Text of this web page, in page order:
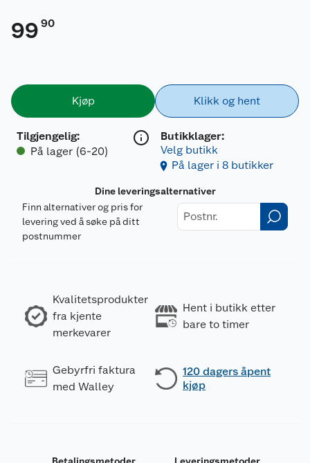
99 90
Kjøp
Tilgjengelig:
På lager (6-20)
Klikk og hent
Butikklager:
Velg butikk
På lager i 8 butikker
Dine leveringsalternativer
Finn alternativer og pris for
levering ved å søke på ditt
postnummer
Kvalitetsprodukter
fra kjente
merkevarer
Hent i butikk etter
bare to timer
Gebyrfri faktura
med Walley
120 dagers åpent
kjøp
Betalingsmetoder Leveringsmetoder